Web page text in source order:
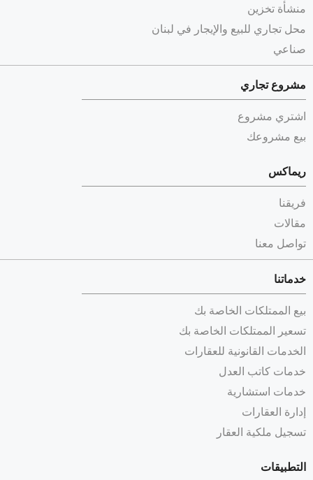
منشأة تخزين
محل تجاري للبيع والإيجار في لبنان
صناعي
مشروع تجاري
اشتري مشروع
بيع مشروعك
ريماكس
فريقنا
مقالات
تواصل معنا
خدماتنا
بيع الممتلكات الخاصة بك
تسعير الممتلكات الخاصة بك
الخدمات القانونية للعقارات
خدمات كاتب العدل
خدمات استشارية
إدارة العقارات
تسجيل ملكية العقار
التطبيقات